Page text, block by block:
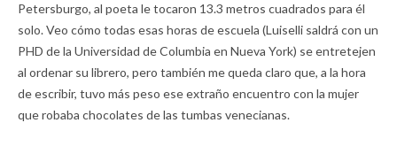
Petersburgo, al poeta le tocaron 13.3 metros cuadrados para él
solo. Veo cómo todas esas horas de escuela (Luiselli saldrá con un
PHD de la Universidad de Columbia en Nueva York) se entretejen
al ordenar su librero, pero también me queda claro que, a la hora
de escribir, tuvo más peso ese extraño encuentro con la mujer
que robaba chocolates de las tumbas venecianas.